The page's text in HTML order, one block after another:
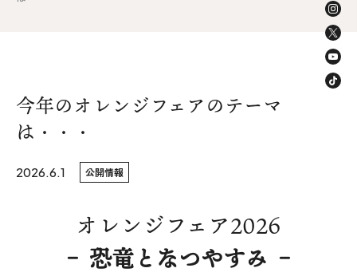
不動産情報
WoodStrucX™（ウッドストラクス™）
ISSH糸魚川住宅認定基準
今年のオレンジフェアのテーマ
は・・・
2026.6.1 公開情報
オレンジフェア2026
– 恐竜となつやすみ –